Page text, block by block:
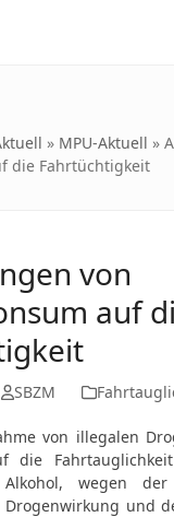
» MPU-Aktuell »
die Fahrtüchtigkeit
von
auf
SBZM
von illegalen
die
Alkohol, wegen
Drogenwirkung und